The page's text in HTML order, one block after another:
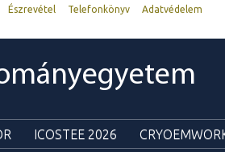
Észrevétel Telefonkönyv
Adatvédelem
ICOSTEE 2026